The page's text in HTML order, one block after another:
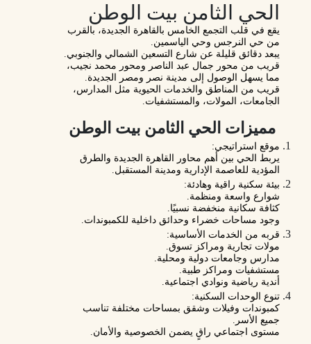
الحي الثامن بيت الوطن
يقع في قلب التجمع الخامس بالقاهرة الجديدة، بالقرب
من حي النرجس وحي الياسمين
يبعد دقائق قليلة عن شارع التسعين الشمالي والجنوبي
قريب من محور جمال عبد الناصر ومحور محمد نجيب،
مما يسهل الوصول إلى مدينة نصر ومصر الجديدة.
قريب من المناطق والخدمات الحيوية مثل المدارس،
الجامعات، المولات، والمستشفيات.
مميزات الحي الثامن بيت الوطن
موقع استراتيجي:
يربط الحي بين أهم محاور القاهرة الجديدة والطرق
المؤدية للعاصمة الإدارية ومدينة المستقبل.
بيئة سكنية راقية وهادئة:
شوارع واسعة ومنظمة.
كثافة سكانية منخفضة نسبيًا.
وجود مساحات خضراء وحدائق داخلية للكمبوندات.
قربه من الخدمات الأساسية:
مولات تجارية ومراكز تسوق.
مدارس وجامعات دولية ومحلية.
مستشفيات ومراكز طبية.
أندية رياضية ونوادي اجتماعية.
تنوع الوحدات السكنية:
كمبوندات وفيلات وشقق بمساحات مختلفة تناسب
جميع الأسر.
مستوى اجتماعي راقٍ يضمن الخصوصية والأمان.